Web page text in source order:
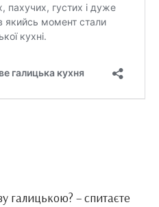
галицькою? – спитаєте